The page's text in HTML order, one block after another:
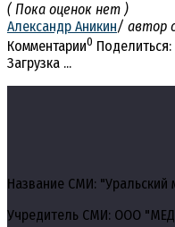
( Пока оценок нет )
Александр Аникин/ автор
Комментарии0 Поделиться:
Загрузка ...
Название СМИ: "Уральский
Учредитель СМИ: ООО